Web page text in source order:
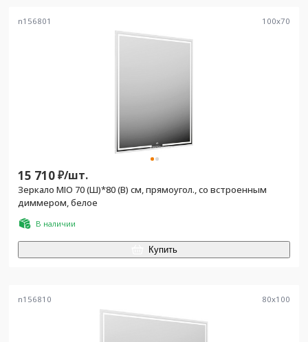
n156801 100x70
15 710₽/шт.
Зеркало MIO 70 (Ш)*80 (В) см, прямоугол., со встроенным
диммером, белое
В наличии
Купить
n156810 80x100